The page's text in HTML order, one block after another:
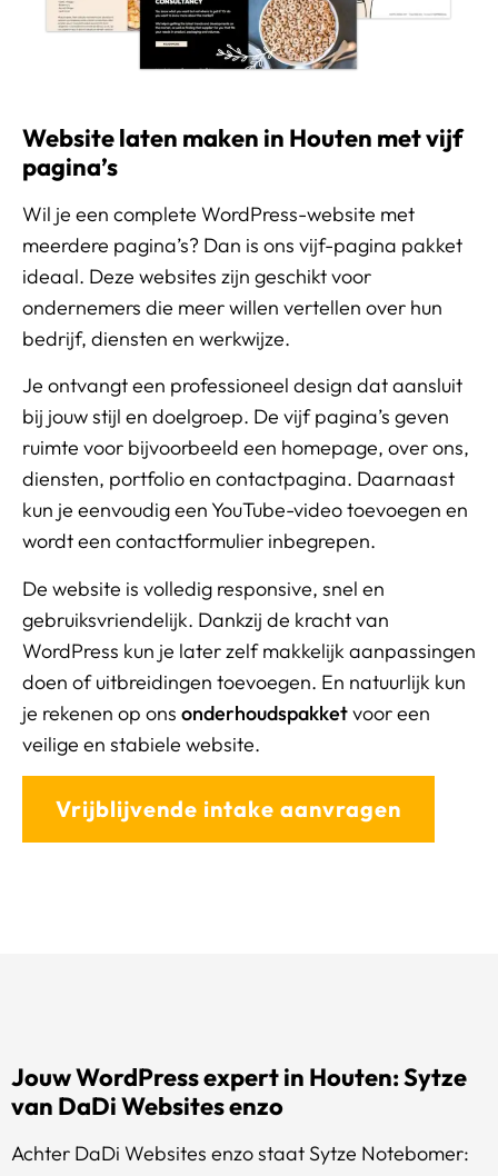
Website laten maken in Houten met vijf
pagina’s
Wil je een complete WordPress-website met
meerdere pagina’s? Dan is ons vijf-pagina pakket
ideaal. Deze websites zijn geschikt voor
ondernemers die meer willen vertellen over hun
bedrijf, diensten en werkwijze.
Je ontvangt een professioneel design dat aansluit
bij jouw stijl en doelgroep. De vijf pagina’s geven
ruimte voor bijvoorbeeld een homepage, over ons,
diensten, portfolio en contactpagina. Daarnaast
kun je eenvoudig een YouTube-video toevoegen en
wordt een contactformulier inbegrepen.
De website is volledig responsive, snel en
gebruiksvriendelijk. Dankzij de kracht van
WordPress kun je later zelf makkelijk aanpassingen
doen of uitbreidingen toevoegen. En natuurlijk kun
je rekenen op ons onderhoudspakketvoor een
veilige en stabiele website.
Vrijblijvende intake aanvragen
Jouw WordPress expert in Houten: Sytze
van DaDi Websites enzo
Achter DaDi Websites enzo staat Sytze Notebomer: